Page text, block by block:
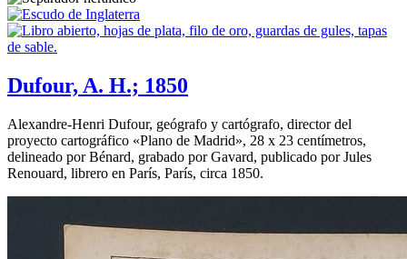
Dufour, A. H.; 1850
Alexandre-Henri Dufour, geógrafo y cartógrafo, director del
proyecto cartográfico «Plano de Madrid», 28 x 23 centímetros,
delineado por Bénard, grabado por Gavard, publicado por Jules
Renouard, librero en París, París, circa 1850.